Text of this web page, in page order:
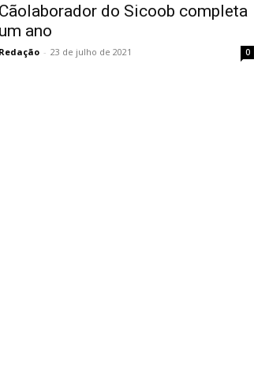
Cãolaborador do Sicoob completa
um ano
Redação - 23 de julho de 2021 0